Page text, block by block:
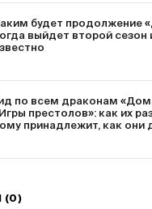
будет продолжение
выйдет второй сезон
по всем драконам
престолов»: как их
принадлежит, как они
(0)